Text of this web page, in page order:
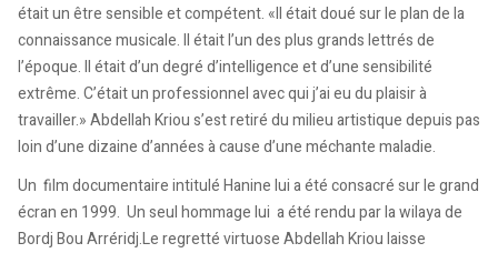
était un être sensible et compétent. «ll était doué sur le plan de la
connaissance musicale. Il était l’un des plus grands lettrés de
l’époque. Il était d’un degré d’intelligence et d’une sensibilité
extrême. C’était un professionnel avec qui j’ai eu du plaisir à
travailler.» Abdellah Kriou s’est retiré du milieu artistique depuis pas
loin d’une dizaine d’années à cause d’une méchante maladie.
Un film documentaire intitulé Hanine lui a été consacré sur le grand
écran en 1999. Un seul hommage lui a été rendu par la wilaya de
Bordj Bou Arréridj.Le regretté virtuose Abdellah Kriou laisse